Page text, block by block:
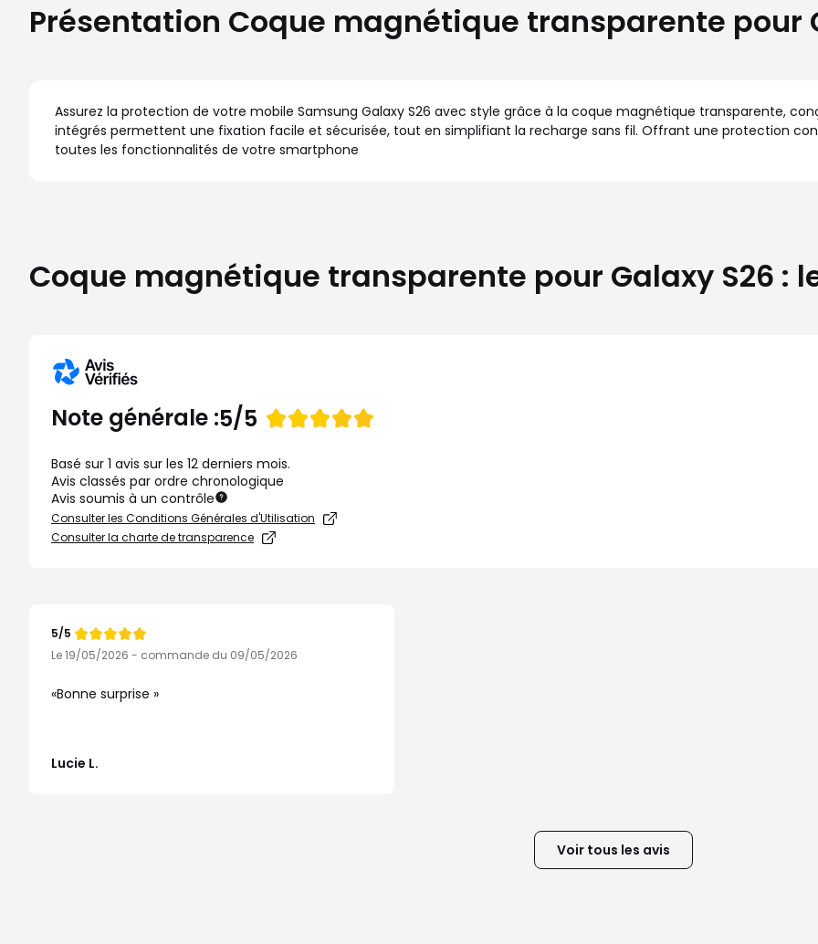
Présentation Coque magnétique transparente pour
Assurez la protection de votre mobile Samsung Galaxy S26 avec style grâce à la coque magnétique transparente,
intégrés permettent une fixation facile et sécurisée, tout en simplifiant la recharge sans fil. Offrant une protection
toutes les fonctionnalités de votre smartphone
Coque magnétique transparente pour Galaxy S26 :
Note générale :Note
5/5
Basé sur 1 avis sur les 12 derniers mois.
Avis classés par ordre chronologique
Avis soumis à un contrôle
Consulter les Conditions Générales d'Utilisation
Consulter la charte de transparence
Note
de
5/5
Le 19/05/2026 - commande du 09/05/2026
Bonne surprise
Lucie L.
Voir tous les avis